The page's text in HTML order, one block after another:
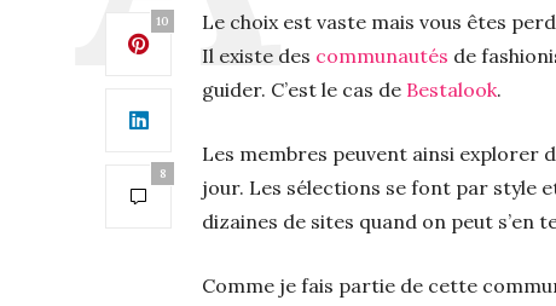
10
8
Le choix est vaste mais vous êtes
Il existe des communautés de
guider. C’est le cas de Bestalook.
Les membres peuvent ainsi explorer
jour. Les sélections se font par style
dizaines de sites quand on peut s’en
Comme je fais partie de cette